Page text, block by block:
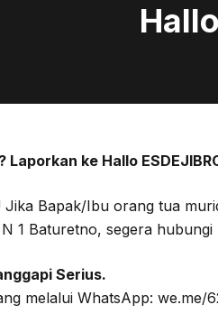
ke Hallo
Jika Bapak/Ibu orang tua
1 Baturetno, segera
Serius.
melalui WhatsApp: we.me/